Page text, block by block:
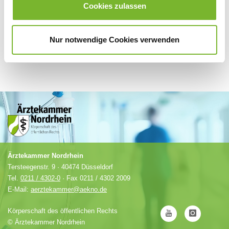
Cookies zulassen
Nur notwendige Cookies verwenden
Ärztekammer Nordrhein
Tersteegenstr. 9 · 40474 Düsseldorf
Tel. 0211 / 4302-0 · Fax 0211 / 4302 2009
E-Mail: aerztekammer@aekno.de
Körperschaft des öffentlichen Rechts
© Ärztekammer Nordrhein